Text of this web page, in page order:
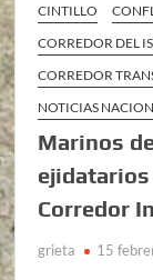
CINTILLO
CORREDOR DEL
CORREDOR
NOTICIAS
Marinos
Corredor
grieta 15